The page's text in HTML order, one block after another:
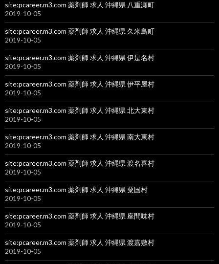
site:pcareer.m3.com 薬剤師 求人 沖縄県 八重瀬町
2019-10-05
site:pcareer.m3.com 薬剤師 求人 沖縄県 久米島町
2019-10-05
site:pcareer.m3.com 薬剤師 求人 沖縄県 伊是名村
2019-10-05
site:pcareer.m3.com 薬剤師 求人 沖縄県 伊平屋村
2019-10-05
site:pcareer.m3.com 薬剤師 求人 沖縄県 北大東村
2019-10-05
site:pcareer.m3.com 薬剤師 求人 沖縄県 南大東村
2019-10-05
site:pcareer.m3.com 薬剤師 求人 沖縄県 渡名喜村
2019-10-05
site:pcareer.m3.com 薬剤師 求人 沖縄県 粟国村
2019-10-05
site:pcareer.m3.com 薬剤師 求人 沖縄県 座間味村
2019-10-05
site:pcareer.m3.com 薬剤師 求人 沖縄県 渡嘉敷村
2019-10-05